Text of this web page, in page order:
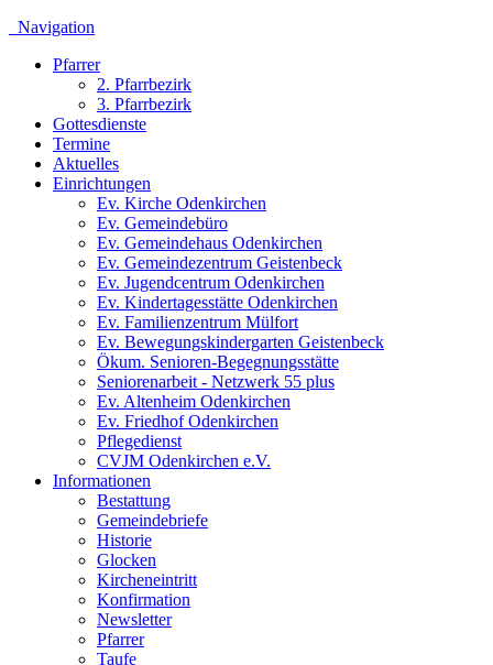
Navigation
Pfarrer
2. Pfarrbezirk
3. Pfarrbezirk
Gottesdienste
Termine
Aktuelles
Einrichtungen
Ev. Kirche Odenkirchen
Ev. Gemeindebüro
Ev. Gemeindehaus Odenkirchen
Ev. Gemeindezentrum Geistenbeck
Ev. Jugendcentrum Odenkirchen
Ev. Kindertagesstätte Odenkirchen
Ev. Familienzentrum Mülfort
Ev. Bewegungskindergarten Geistenbeck
Ökum. Senioren-Begegnungsstätte
Seniorenarbeit - Netzwerk 55 plus
Ev. Altenheim Odenkirchen
Ev. Friedhof Odenkirchen
Pflegedienst
CVJM Odenkirchen e.V.
Informationen
Bestattung
Gemeindebriefe
Historie
Glocken
Kircheneintritt
Konfirmation
Newsletter
Pfarrer
Taufe